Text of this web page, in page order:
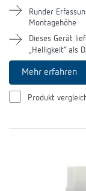
Runder
Montagehöhe
Dieses Gerät
„Helligkeit“ als
Mehr erfahren
Produkt